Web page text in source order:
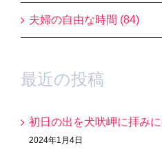
夫婦の自由な時間 (84)
最近の投稿
初日の出を犬吠岬に拝みに
2024年1月4日